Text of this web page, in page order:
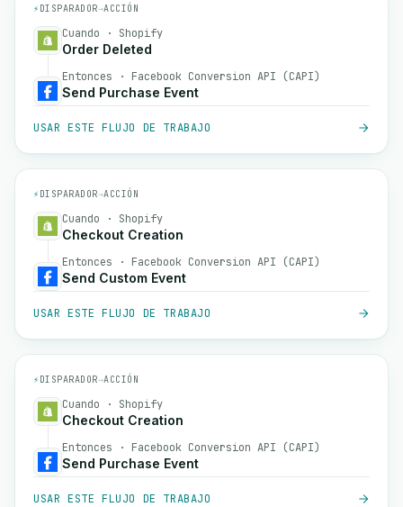
⚡ DISPARADOR→ACCIÓN
Cuando · Shopify
Order Deleted
Entonces · Facebook Conversion API (CAPI)
Send Purchase Event
USAR ESTE FLUJO DE TRABAJO
⚡ DISPARADOR→ACCIÓN
Cuando · Shopify
Checkout Creation
Entonces · Facebook Conversion API (CAPI)
Send Custom Event
USAR ESTE FLUJO DE TRABAJO
⚡ DISPARADOR→ACCIÓN
Cuando · Shopify
Checkout Creation
Entonces · Facebook Conversion API (CAPI)
Send Purchase Event
USAR ESTE FLUJO DE TRABAJO